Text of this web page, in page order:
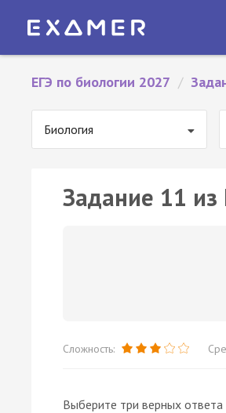
ЕГЭ по биологии 2027 /
Биология
Задание 11 из
Сложность:
Выберите три верных